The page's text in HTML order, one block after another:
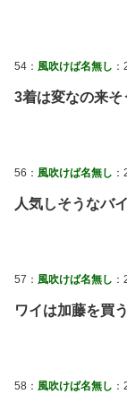
54： 風吹けば名無し
3着は変なの来
56： 風吹けば名無し
人気しそうなバ
57： 風吹けば名無し
ワイは加藤を買
58： 風吹けば名無し